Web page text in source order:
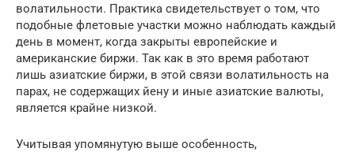
волатильности. Практика свидетельствует о том, что
подобные флетовые участки можно наблюдать каждый
день в момент, когда закрыты европейские и
американские биржи. Так как в это время работают
лишь азиатские биржи, в этой связи волатильность на
парах, не содержащих йену и иные азиатские валюты,
является крайне низкой.
Учитывая упомянутую выше особенность,